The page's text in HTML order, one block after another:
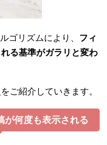
ゴリズムにより、 フィ
る基準がガラリと変わ
ご紹介していきます。
が何度も表示される